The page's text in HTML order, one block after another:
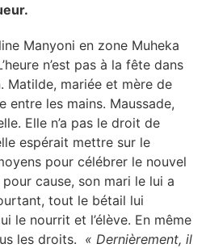
Manyoni en zone Muheka
n’est pas à la fête dans
Matilde, mariée et mère de
les mains. Maussade,
Elle n’a pas le droit de
espérait mettre sur le
pour célébrer le nouvel
cause, son mari le lui a
tout le bétail lui
le nourrit et l’élève. En même
les droits. « Dernièrement, il